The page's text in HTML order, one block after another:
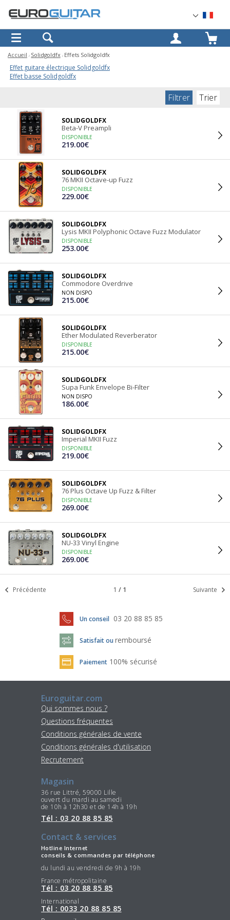
OK
Accueil Solidgoldfx Effets Solidgoldfx
Effet guitare électrique Solidgoldfx
Effet basse Solidgoldfx
Filtrer Trier
SOLIDGOLDFX
Beta-V Preampli
DISPONIBLE
219.00€
SOLIDGOLDFX
76 MKII Octave-up Fuzz
DISPONIBLE
229.00€
SOLIDGOLDFX
Lysis MKII Polyphonic Octave Fuzz Modulator
DISPONIBLE
253.00€
SOLIDGOLDFX
Commodore Overdrive
NON DISPO
215.00€
SOLIDGOLDFX
Ether Modulated Reverberator
DISPONIBLE
215.00€
SOLIDGOLDFX
Supa Funk Envelope Bi-Filter
NON DISPO
186.00€
SOLIDGOLDFX
Imperial MKII Fuzz
DISPONIBLE
219.00€
SOLIDGOLDFX
76 Plus Octave Up Fuzz & Filter
DISPONIBLE
269.00€
SOLIDGOLDFX
NU-33 Vinyl Engine
DISPONIBLE
269.00€
Précédente 1 / 1 Suivante
Un conseil 03 20 88 85 85
Satisfait ou remboursé
Paiement 100% sécurisé
Euroguitar.com
Qui sommes nous ?
Questions fréquentes
Conditions générales de vente
Conditions générales d'utilisation
Recrutement
Magasin
36 rue Littré, 59000 Lille
ouvert du mardi au samedi
de 10h à 12h30 et de 14h à 19h
Tél : 03 20 88 85 85
Contact & services
Hotline Internet
conseils & commandes par téléphone
du lundi au vendredi de 9h à 19h
France métropolitaine
Tél : 03 20 88 85 85
International
Tél : 0033 20 88 85 85